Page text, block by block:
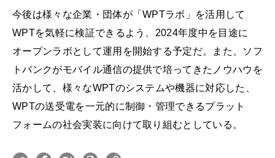
今後は様々な企業・団体が「WPTラボ」を活用して
WPTを気軽に検証できるよう、2024年度中を目途に
オープンラボとして運用を開始する予定だ。また、ソフ
トバンクがモバイル通信の提供で培ってきたノウハウを
活かして、様々なWPTのシステムや機器に対応した、
WPTの送受電を一元的に制御・管理できるプラット
フォームの社会実装に向けて取り組むとしている。